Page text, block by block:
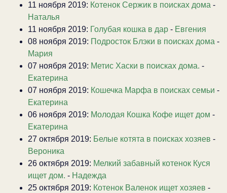
11 ноября 2019: Котенок Сержик в поисках дома -
Наталья
11 ноября 2019: Голубая кошка в дар - Евгения
08 ноября 2019: Подросток Блэки в поисках дома -
Мария
07 ноября 2019: Метис Хаски в поисках дома. -
Екатерина
07 ноября 2019: Кошечка Марфа в поисках семьи -
Екатерина
06 ноября 2019: Молодая Кошка Кофе ищет дом -
Екатерина
27 октября 2019: Белые котята в поисках хозяев -
Вероника
26 октября 2019: Мелкий забавный котенок Куся
ищет дом. - Надежда
25 октября 2019: Котенок Валенок ищет хозяев -